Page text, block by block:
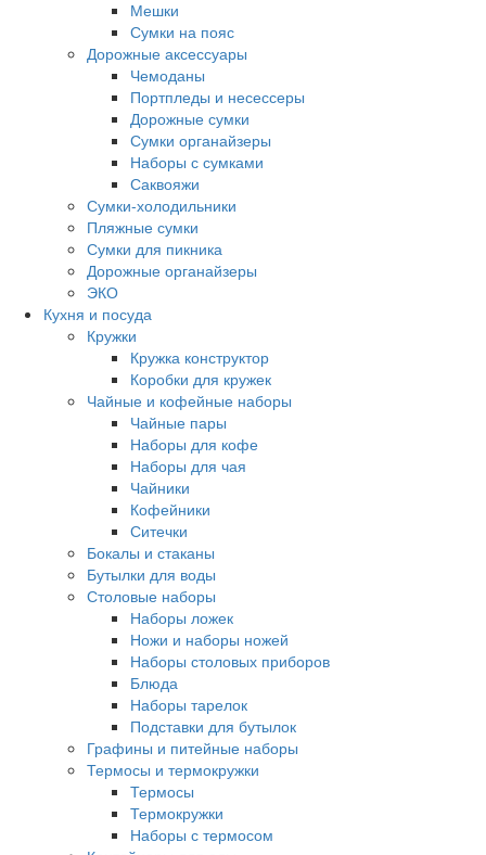
Мешки
Сумки на пояс
Дорожные аксессуары
Чемоданы
Портпледы и несессеры
Дорожные сумки
Сумки органайзеры
Наборы с сумками
Саквояжи
Сумки-холодильники
Пляжные сумки
Сумки для пикника
Дорожные органайзеры
ЭКО
Кухня и посуда
Кружки
Кружка конструктор
Коробки для кружек
Чайные и кофейные наборы
Чайные пары
Наборы для кофе
Наборы для чая
Чайники
Кофейники
Ситечки
Бокалы и стаканы
Бутылки для воды
Столовые наборы
Наборы ложек
Ножи и наборы ножей
Наборы столовых приборов
Блюда
Наборы тарелок
Подставки для бутылок
Графины и питейные наборы
Термосы и термокружки
Термосы
Термокружки
Наборы с термосом